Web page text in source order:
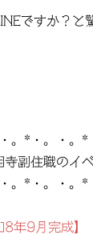
ですか？と
。*・。・。*
寺副住職のイ
。*・。・。*
8年9月完成